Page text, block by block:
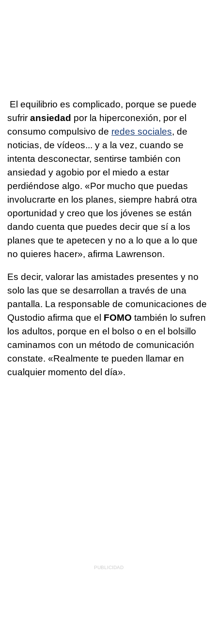
El equilibrio es complicado, porque se puede
sufrir ansiedad por la hiperconexión, por el
consumo compulsivo de redes sociales, de
noticias, de vídeos... y a la vez, cuando se
intenta desconectar, sentirse también con
ansiedad y agobio por el miedo a estar
perdiéndose algo. «Por mucho que puedas
involucrarte en los planes, siempre habrá otra
oportunidad y creo que los jóvenes se están
dando cuenta que puedes decir que sí a los
planes que te apetecen y no a lo que a lo que
no quieres hacer», afirma Lawrenson.
Es decir, valorar las amistades presentes y no
solo las que se desarrollan a través de una
pantalla. La responsable de comunicaciones de
Qustodio afirma que el FOMO también lo sufren
los adultos, porque en el bolso o en el bolsillo
caminamos con un método de comunicación
constate. «Realmente te pueden llamar en
cualquier momento del día».